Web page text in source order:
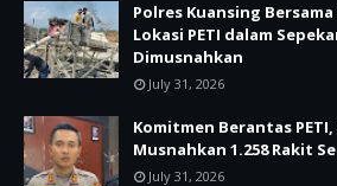
Polres Kuansing
Lokasi PETI dalam
Dimusnahkan
July 31, 2026
Komitmen Berantas
Musnahkan 1.258 Rakit
July 31, 2026